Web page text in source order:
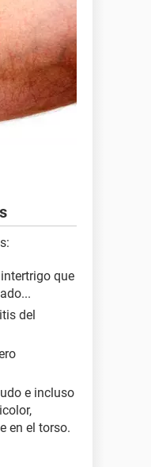
que
del
e incluso
en el torso.